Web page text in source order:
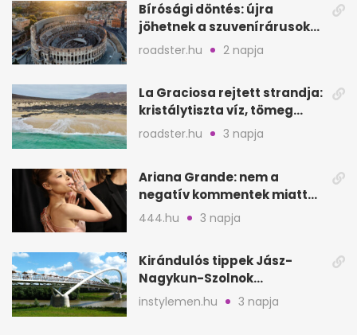
Bírósági döntés: újra
jöhetnek a szuvenírárusok
Európa ikonikus helyére
roadster.hu 2 napja
La Graciosa rejtett strandja:
kristálytiszta víz, tömeg
nélkül
roadster.hu 3 napja
Ariana Grande: nem a
negatív kommentek miatt
vonul vissza
444.hu 3 napja
Kirándulós tippek Jász-
Nagykun-Szolnok
megyében: 6 kihagyhatatlan
hely
instylemen.hu 3 napja